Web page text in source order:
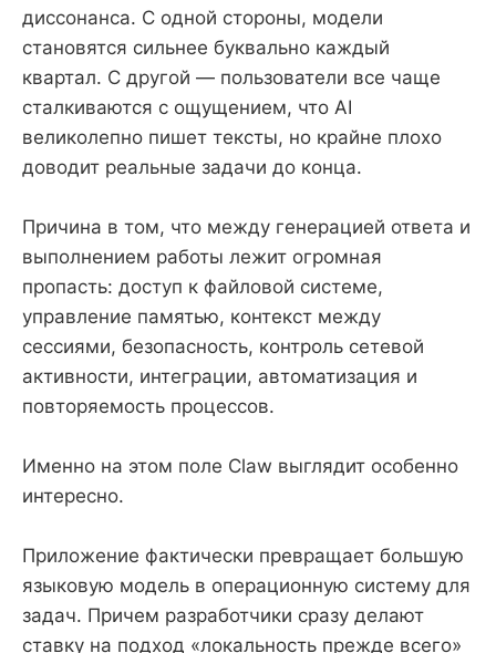
диссонанса. С одной стороны, модели
становятся сильнее буквально каждый
квартал. С другой — пользователи все чаще
сталкиваются с ощущением, что AI
великолепно пишет тексты, но крайне плохо
доводит реальные задачи до конца.
Причина в том, что между генерацией ответа и
выполнением работы лежит огромная
пропасть: доступ к файловой системе,
управление памятью, контекст между
сессиями, безопасность, контроль сетевой
активности, интеграции, автоматизация и
повторяемость процессов.
Именно на этом поле Claw выглядит особенно
интересно.
Приложение фактически превращает большую
языковую модель в операционную систему для
задач. Причем разработчики сразу делают
ставку на подход «локальность прежде всего»